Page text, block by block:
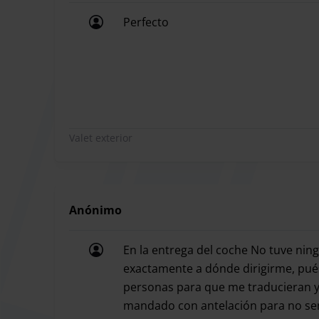
Perfecto
Valet exterior
Anónimo
En la entrega del coche No tuve
exactamente a dónde dirigirme,
personas para que me traducieran
mandado con antelación para no